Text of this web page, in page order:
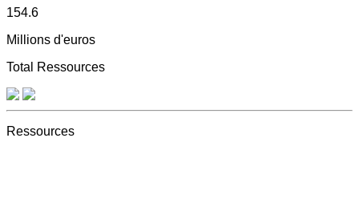
154.6
Millions d'euros
Total Ressources
Ressources